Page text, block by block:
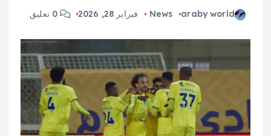
araby world
News فبراير 28, 2026 0 تعليق